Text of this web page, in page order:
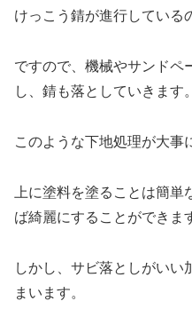
けっこう錆が進行している
ですので、機械やサンドペ
し、錆も落としていきます。
このような下地処理が大事
上に塗料を塗ることは簡
ば綺麗にすることができま
しかし、サビ落としがいい
まいます。